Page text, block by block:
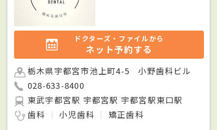
ドクターズ・ファイルから
ネット予約する
栃木県宇都宮市池上町4-5 小野歯科ビル
028-633-8400
東武宇都宮駅 宇都宮駅 宇都宮駅東口駅
歯科
小児歯科 矯正歯科